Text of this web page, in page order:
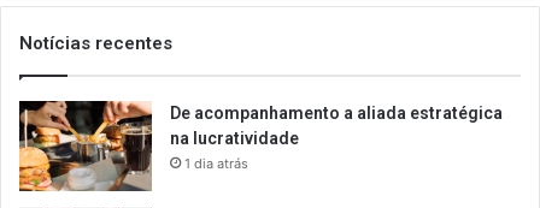
Notícias recentes
De acompanhamento a aliada estratégica
na lucratividade
1 dia atrás